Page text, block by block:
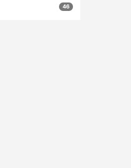
46